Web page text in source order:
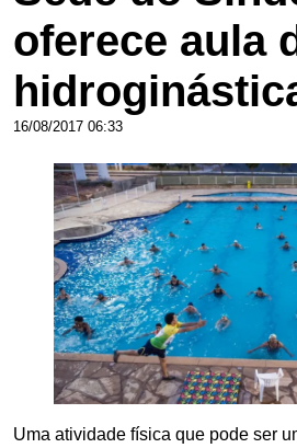
oferece aula
16/08/2017 06:33
Uma atividade física que pode ser